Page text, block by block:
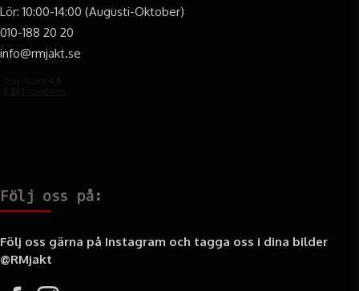
Lör: 10:00-14:00 (Augusti-Oktober)
010-188 20 20
info@rmjakt.se
Följ oss på:
Följ oss gärna på Instagram och tagga oss i dina bilder
@RMjakt